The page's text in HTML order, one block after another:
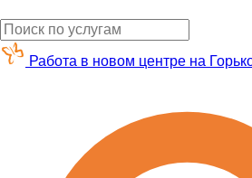
Работа в новом центре на